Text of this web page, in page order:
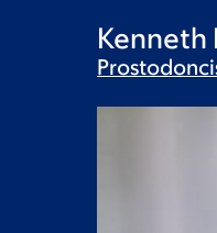
Kenneth